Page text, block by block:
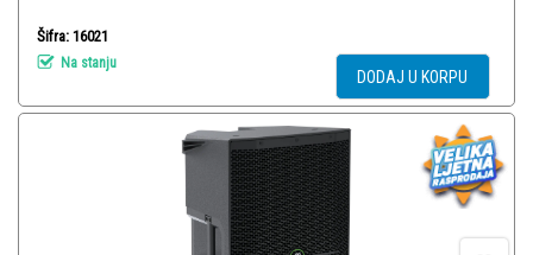
Šifra: 16021
Na stanju
DODAJ U KORPU